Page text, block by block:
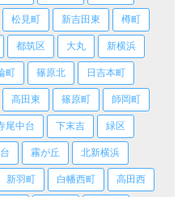
松見町 新吉田東 樽町
都筑区 大丸 新横浜
町 篠原北 日吉本町
高田東 篠原町 師岡町
尾中台 下末吉 緑区
霧が丘 北新横浜
新羽町 白幡西町 高田西